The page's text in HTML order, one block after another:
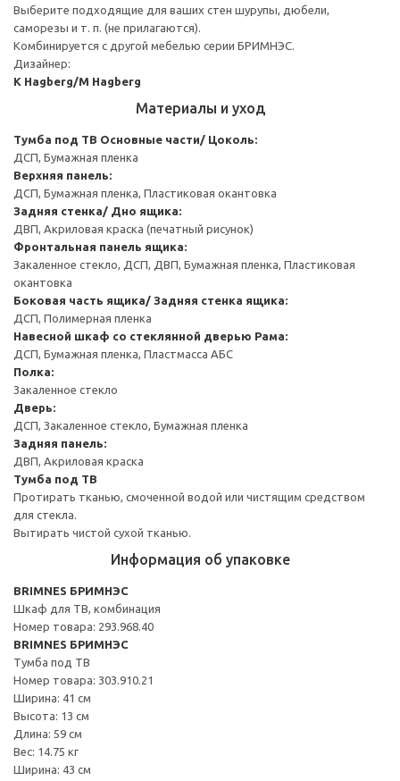
Выберите подходящие для ваших стен шурупы, дюбели,
саморезы и т. п. (не прилагаются).
Комбинируется с другой мебелью серии БРИМНЭС.
Дизайнер:
K Hagberg/M Hagberg
Материалы и уход
Тумба под ТВ Основные части/ Цоколь:
ДСП, Бумажная пленка
Верхняя панель:
ДСП, Бумажная пленка, Пластиковая окантовка
Задняя стенка/ Дно ящика:
ДВП, Акриловая краска (печатный рисунок)
Фронтальная панель ящика:
Закаленное стекло, ДСП, ДВП, Бумажная пленка, Пластиковая
окантовка
Боковая часть ящика/ Задняя стенка ящика:
ДСП, Полимерная пленка
Навесной шкаф со стеклянной дверью Рама:
ДСП, Бумажная пленка, Пластмасса АБС
Полка:
Закаленное стекло
Дверь:
ДСП, Закаленное стекло, Бумажная пленка
Задняя панель:
ДВП, Акриловая краска
Тумба под ТВ
Протирать тканью, смоченной водой или чистящим средством
для стекла.
Вытирать чистой сухой тканью.
Информация об упаковке
BRIMNES БРИМНЭС
Шкаф для ТВ, комбинация
Номер товара: 293.968.40
BRIMNES БРИМНЭС
Тумба под ТВ
Номер товара: 303.910.21
Ширина: 41 см
Высота: 13 см
Длина: 59 см
Вес: 14.75 кг
Ширина: 43 см